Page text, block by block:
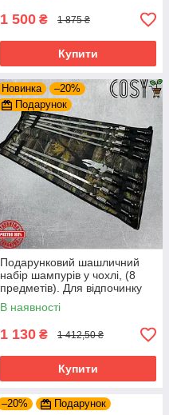
1 500 ₴ 1 875 ₴
Купити
Новинка
–20%
Подарунок
Подарунковий шашличний
набір шампурів у чохлі, (8
предметів). Для відпочинку
на природі
В наявності
1 130 ₴ 1 412,50 ₴
Купити
–20% Подарунок